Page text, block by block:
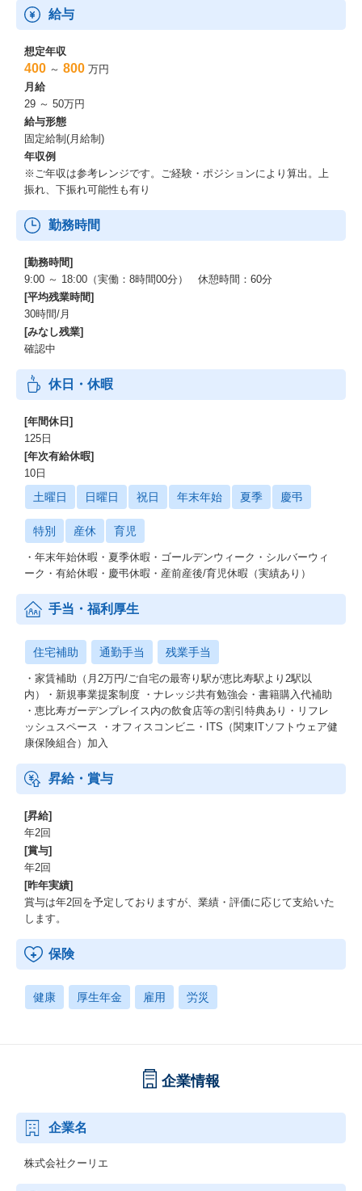
給与
想定年収
400 ～ 800 万円
月給
29 ～ 50万円
給与形態
固定給制(月給制)
年収例
※ご年収は参考レンジです。ご経験・ポジションにより算出。上
振れ、下振れ可能性も有り
勤務時間
[勤務時間]
9:00 ～ 18:00（実働：8時間00分） 休憩時間：60分
[平均残業時間]
30時間/月
[みなし残業]
確認中
休日・休暇
[年間休日]
125日
[年次有給休暇]
10日
土曜日 日曜日 祝日 年末年始 夏季 慶弔
特別 産休 育児
・年末年始休暇・夏季休暇・ゴールデンウィーク・シルバーウィ
ーク・有給休暇・慶弔休暇・産前産後/育児休暇（実績あり）
手当・福利厚生
住宅補助 通勤手当 残業手当
・家賃補助（月2万円/ご自宅の最寄り駅が恵比寿駅より2駅以
内）・新規事業提案制度 ・ナレッジ共有勉強会・書籍購入代補助
・恵比寿ガーデンプレイス内の飲食店等の割引特典あり・リフレ
ッシュスペース ・オフィスコンビニ・ITS（関東ITソフトウェア健
康保険組合）加入
昇給・賞与
[昇給]
年2回
[賞与]
年2回
[昨年実績]
賞与は年2回を予定しておりますが、業績・評価に応じて支給いた
します。
保険
健康 厚生年金 雇用 労災
企業情報
企業名
株式会社クーリエ